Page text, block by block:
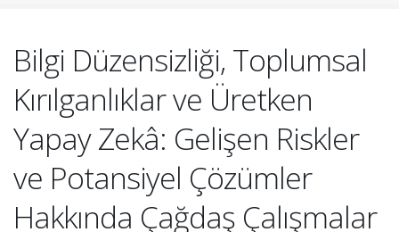
Bilgi Düzensizliği, Toplumsal
Kırılganlıklar ve Üretken
Yapay Zekâ: Gelişen Riskler
ve Potansiyel Çözümler
Hakkında Çağdaş Çalışmalar